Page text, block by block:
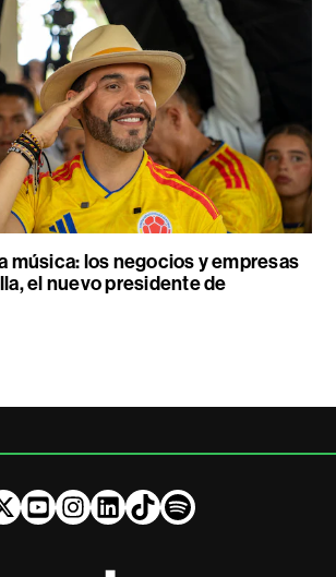
música: los negocios y empresas
el nuevo presidente de